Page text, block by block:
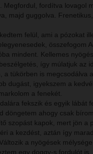
Megfordul, fordítva lovagol
majd guggolva.
felül, ami a pózokat
összefogom
mindent. Kellemes
így múlatjuk az
a tükörben is megcsodálva
dugást, igyekszem a
a fenekét.
fekszik és egyik lábát
döngetem ahogy csak bírom.
szopást kapok, mert jön a
a kezdést, aztán így
a nyögések
egy doggy-s fordulót is,